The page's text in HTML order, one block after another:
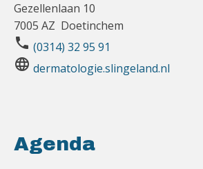
Gezellenlaan 10
7005 AZ Doetinchem
phone (0314) 32 95 91
language dermatologie.slingeland.nl
Agenda